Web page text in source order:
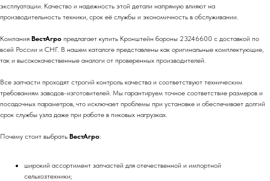
эксплуатации. Качество и надежность этой детали напрямую влияют на
производительность техники, срок её службы и экономичность в обслуживании.
Компания ВестАгро предлагает купить Кронштейн бороны 23246600 с доставкой по
всей России и СНГ. В нашем каталоге представлены как оригинальные комплектующие,
так и высококачественные аналоги от проверенных производителей.
Все запчасти проходят строгий контроль качества и соответствуют техническим
требованиям заводов-изготовителей. Мы гарантируем точное соответствие размеров и
посадочных параметров, что исключает проблемы при установке и обеспечивает долгий
срок службы узла даже при работе в пиковых нагрузках.
Почему стоит выбрать ВестАгро:
широкий ассортимент запчастей для отечественной и импортной
сельхозтехники;